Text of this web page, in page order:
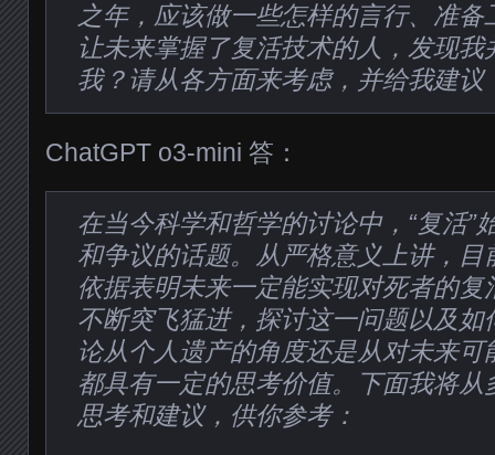
之年，应该做一些怎样的言行、准备
让未来掌握了复活技术的人，发现我
我？请从各方面来考虑，并给我建议
ChatGPT o3-mini 答：
在当今科学和哲学的讨论中，“复活”
和争议的话题。从严格意义上讲，目
依据表明未来一定能实现对死者的复
不断突飞猛进，探讨这一问题以及如
论从个人遗产的角度还是从对未来可
都具有一定的思考价值。下面我将从
思考和建议，供你参考：